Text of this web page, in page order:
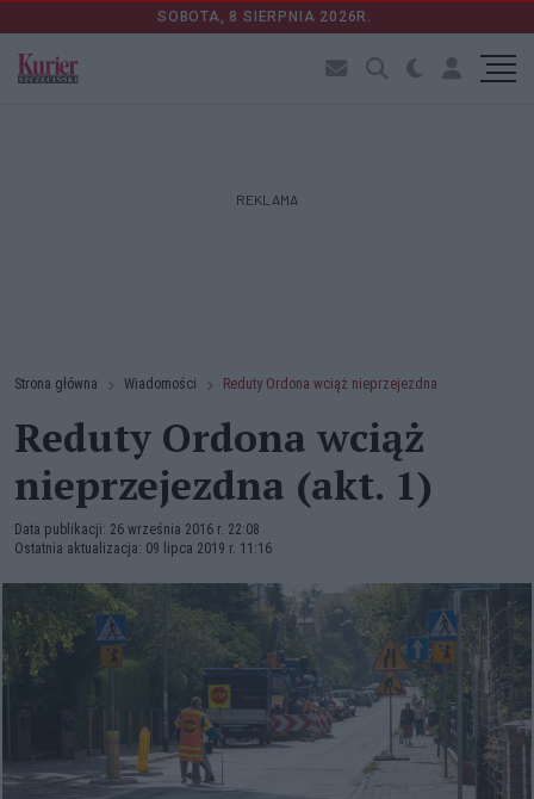
SOBOTA, 8 SIERPNIA 2026R.
REKLAMA
Strona główna Wiadomości Reduty Ordona wciąż nieprzejezdna
Reduty Ordona wciąż
nieprzejezdna (akt. 1)
Data publikacji: 26 września 2016 r. 22:08
Ostatnia aktualizacja: 09 lipca 2019 r. 11:16